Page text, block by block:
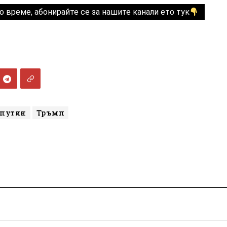
абонирайте се за нашите канали ето тук
путин Тръмп